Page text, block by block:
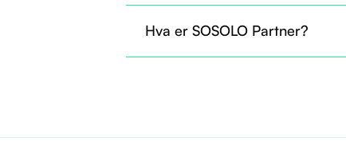
til å ta i bruk flere tjenester
Hva er SOSOLO Partner?